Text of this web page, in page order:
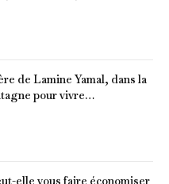
de Lamine Yamal, dans la
pour vivre
elle vous faire économiser